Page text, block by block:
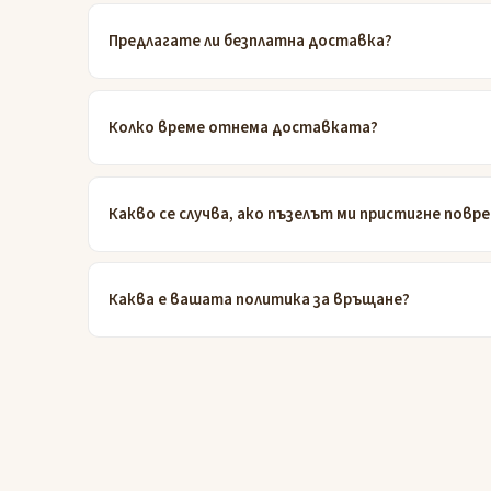
Предлагате ли безплатна доставка?
Колко време отнема доставката?
Какво се случва, ако пъзелът ми пристигне
Каква е вашата политика за връщане?